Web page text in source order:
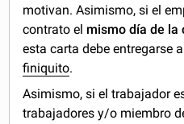
motivan. Asimismo, si el
contrato el mismo día de la
esta carta debe entregarse
finiquito.
Asimismo, si el trabajador
trabajadores y/o miembro